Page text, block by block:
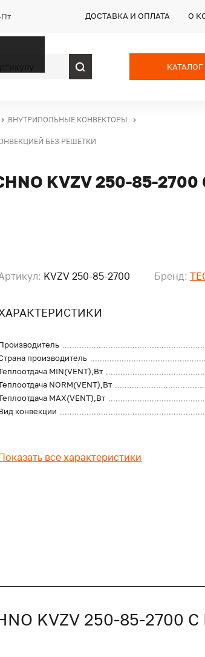
ДОСТАВКА И ОПЛАТА О
КАТАЛОГ
ВНУТРИПОЛЬНЫЕ КОНВЕКТОРЫ
БЕЗ РЕШЕТКИ
KVZV 250-85-
KVZV 250-85-2700 Бренд:
производитель
MIN(VENT),Вт
NORM(VENT),Вт
MAX(VENT),Вт
конвекции
все характеристики
KVZV 250-85-2700